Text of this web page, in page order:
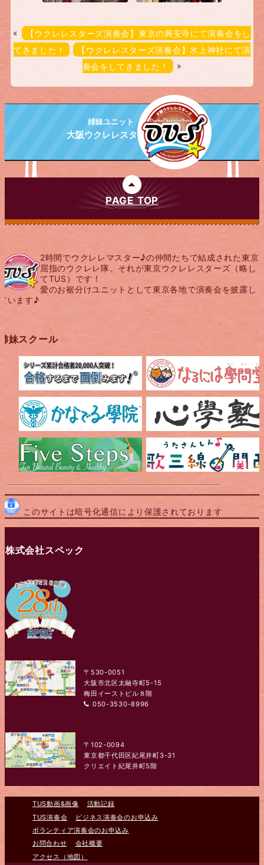
«
【ウクレレスターズ演奏会】東京の興安寺にて演奏会をし
てきました！
【ウクレレスターズ演奏会】氷上神社にて演
奏会をしてきました！
»
姉妹ユニット
大阪ウクレレスターズ
PAGE TOP
2時間でウクレレマスター♪の仲間たちで結成された東京
屈指のウクレレ隊。それが東京ウクレレスターズ（略し
てTUS）です！
愛のお裾分けユニットとして東京各地で演奏会を披露し
います♪
妹スクール
このサイトは暗号化通信により保護されております
株式会社スペック
〒530-0051
大阪市北区太融寺町5-15
梅田イーストビル８階
050-3530-8996
〒102-0094
東京都千代田区紀尾井町3-31
クリエイト紀尾井町5階
TUS動画&画像
活動記録
TUS演奏会
ビジネス演奏会のお申込み
ボランティア演奏会のお申込み
お問合わせ
会社概要
アクセス（地図）